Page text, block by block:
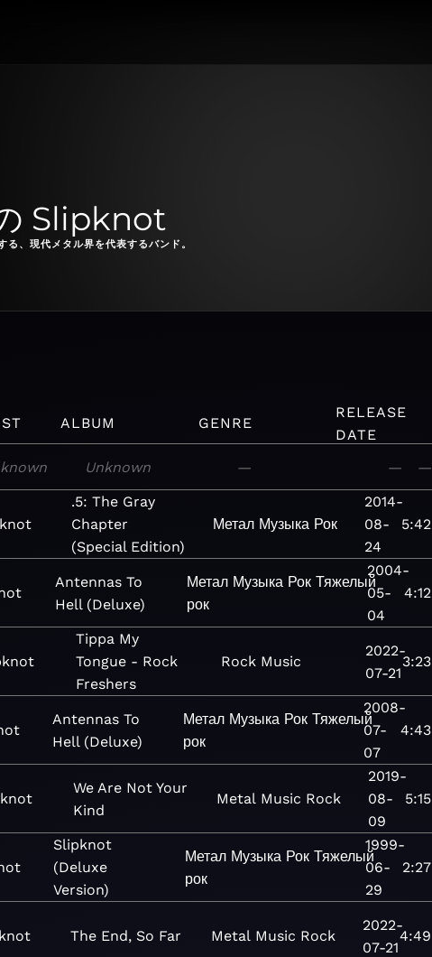
Slipknot
、現代メタル界を代表するバンド。
ALBUM GENRE
RELEASE
DATE
Unknown — — —
.5: The Gray
Chapter
(Special Edition)
Метал Музыка Рок
2014-
08-
24
5:42
Antennas To
Hell (Deluxe)
Метал Музыка Рок Тяжелый
рок
2004-
05-
04
4:12
Tippa My
Tongue - Rock
Freshers
Rock Music
2022-
07-21
3:23
Antennas To
Hell (Deluxe)
Метал Музыка Рок Тяжелый
рок
2008-
07-
07
4:43
We Are Not Your
Kind
Metal Music Rock
2019-
08-
09
5:15
Slipknot
(Deluxe
Version)
Метал Музыка Рок Тяжелый
рок
1999-
06-
29
2:27
The End, So Far Metal Music Rock
2022-
07-21
4:49